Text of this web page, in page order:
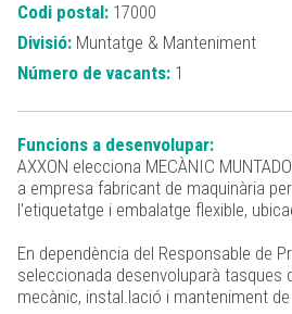
Codi postal:17000
Divisió:Muntatge & Manteniment
Número de vacants:1
Funcions a desenvolupar:
AXXON elecciona MECÀNIC
a empresa fabricant de maquinària
l'etiquetatge i embalatge flexible,
En dependència del Responsable de
seleccionada desenvoluparà tasques
mecànic, instal.lació i manteniment